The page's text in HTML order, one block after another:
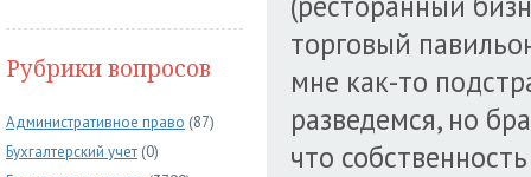
Рубрики вопросов
Административное право (87)
Бухгалтерский учет (0)
торговый
мне как-то
разведемся, но
что